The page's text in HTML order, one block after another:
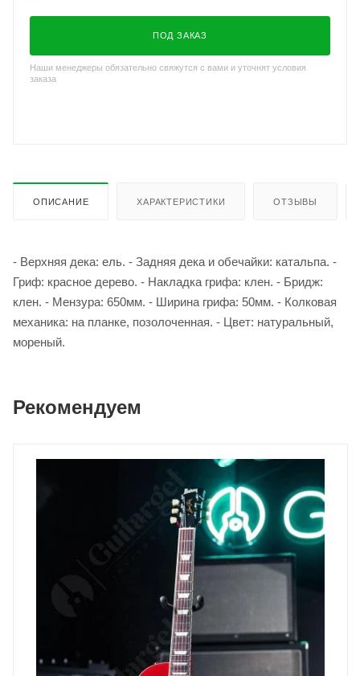
ПОД ЗАКАЗ
Наши менеджеры обязательно свяжутся с вами и уточнят условия
заказа
ОПИСАНИЕ ХАРАКТЕРИСТИКИ ОТЗЫВЫ
- Верхняя дека: ель. - Задняя дека и обечайки: катальпа. -
Гриф: красное дерево. - Накладка грифа: клен. - Бридж:
клен. - Мензура: 650мм. - Ширина грифа: 50мм. - Колковая
механика: на планке, позолоченная. - Цвет: натуральный,
мореный.
Рекомендуем